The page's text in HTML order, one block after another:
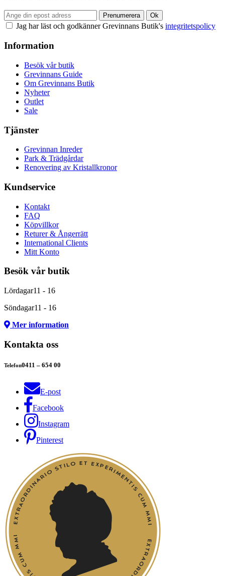
Jag har läst och godkänner Grevinnans Butik's integritetspolicy
Information
Besök vår butik
Grevinnans Guide
Om Grevinnans Butik
Nyheter
Outlet
Sale
Tjänster
Grevinnan Inreder
Park & Trädgårdar
Renovering av Kristallkronor
Kundservice
Kontakt
FAQ
Köpvillkor
Returer & Ångerrätt
International Clients
Mitt Konto
Besök vår butik
Lördagar11 - 16
Söndagar11 - 16
Mer information
Kontakta oss
Telefon0411 – 654 00
E-post
Facebook
Instagram
Pinterest